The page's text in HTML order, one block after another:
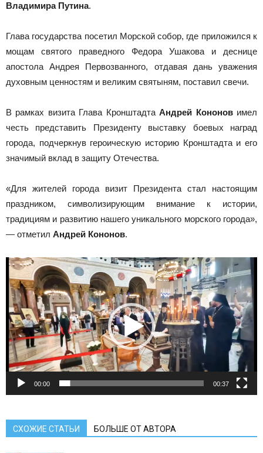
Владимира Путина.
Глава государства посетил Морской собор, где приложился к
мощам святого праведного Федора Ушакова и деснице
апостола Андрея Первозванного, отдавая дань уважения
духовным ценностям и великим святыням, поставил свечи.
В рамках визита Глава КронштадтаАндрей Кононовимел
честь представить Президенту выставку боевых наград
города, подчеркнув героическую историю Кронштадта и его
значимый вклад в защиту Отечества.
«Для жителей города визит Президента стал настоящим
праздником, символизирующим внимание к истории,
традициям и развитию нашего уникального морского города»,
— отметил Андрей Кононов.
Видеоплеер
00:00 00:37
СХОЖИЕ СТАТЬИ БОЛЬШЕ ОТ АВТОРА